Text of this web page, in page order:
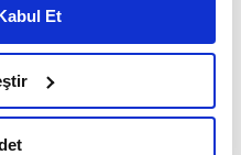
paneli vasıtasıyla
detaylı bilgi için
Bilgilendirme
Et